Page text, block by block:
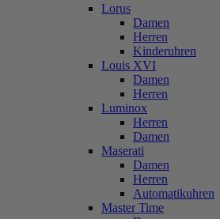
Lorus
Damen
Herren
Kinderuhren
Louis XVI
Damen
Herren
Luminox
Herren
Damen
Maserati
Damen
Herren
Automatikuhren
Master Time